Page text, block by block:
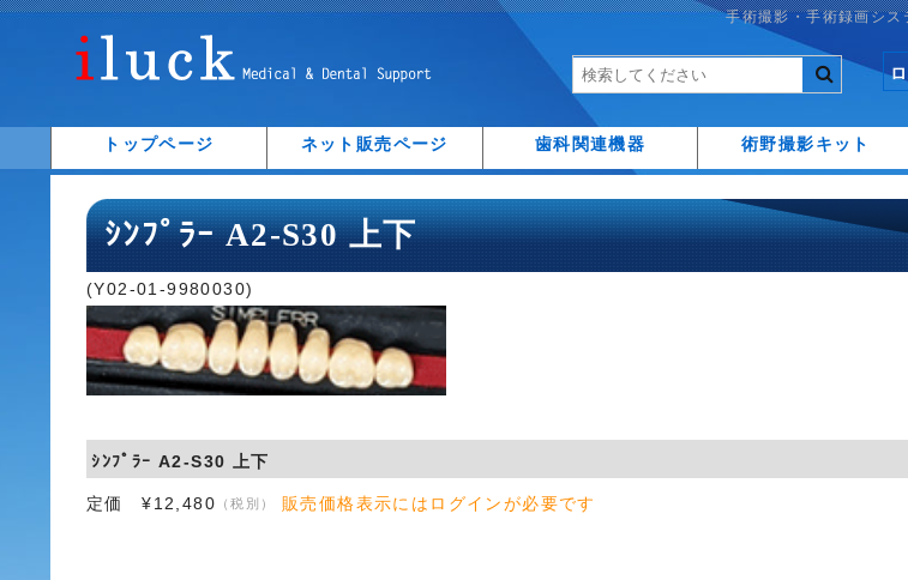
手術撮影・手術録画シ
トップページ ネット販売ページ 歯科関連機器 術野撮影キット
ｼﾝﾌﾟﾗｰ A2-S30 上下
(Y02-01-9980030)
ｼﾝﾌﾟﾗｰ A2-S30 上下
定価 ¥12,480 （税別） 販売価格表示にはログインが必要です